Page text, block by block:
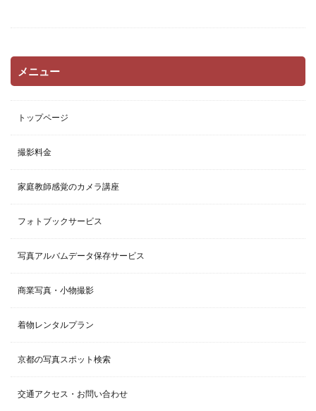
メニュー
トップページ
撮影料金
家庭教師感覚のカメラ講座
フォトブックサービス
写真アルバムデータ保存サービス
商業写真・小物撮影
着物レンタルプラン
京都の写真スポット検索
交通アクセス・お問い合わせ